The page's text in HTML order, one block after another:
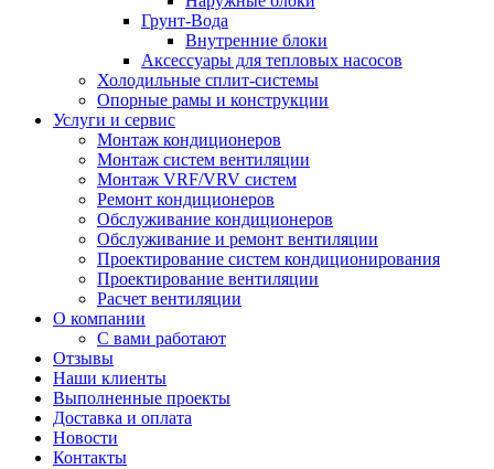
Грунт-Вода
Внутренние блоки
Аксессуары для тепловых насосов
Холодильные сплит-системы
Опорные рамы и конструкции
Услуги и сервис
Монтаж кондиционеров
Монтаж систем вентиляции
Монтаж VRF/VRV систем
Ремонт кондиционеров
Обслуживание кондиционеров
Обслуживание и ремонт вентиляции
Проектирование систем кондиционирования
Проектирование вентиляции
Расчет вентиляции
О компании
С вами работают
Отзывы
Наши клиенты
Выполненные проекты
Доставка и оплата
Новости
Контакты